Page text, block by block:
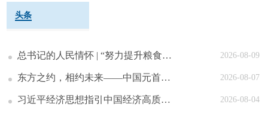
头条
2026-08-09
总书记的人民情怀 | “努力提升粮食能源资源安全保障能力”
2026-08-07
东方之约 ， 相约未来——中国元首外交的世界情怀与大国气派
2026-08-04
习近平经济思想指引中国经济高质量发展行稳致远